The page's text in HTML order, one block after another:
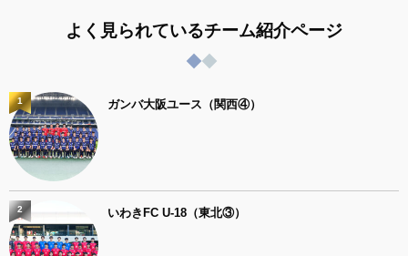
よく見られているチーム紹介ページ
ガンバ大阪ユース（関西④）
1
いわきFC U-18（東北③）
2